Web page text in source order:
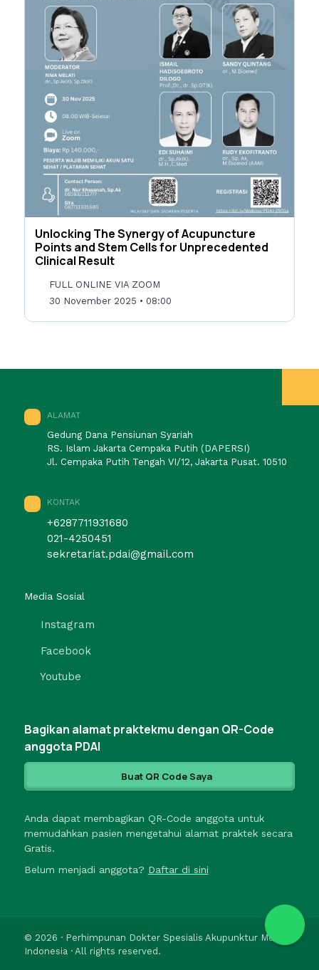
Unlocking The Synergy of Acupuncture
Points and Stem Cells for Unprecedented
Clinical Result
FULL ONLINE VIA ZOOM
30 November 2025 • 08:00
ALAMAT
Gedung Dana Pensiunan Syariah
RS. Islam Jakarta Cempaka Putih (DAPERSI)
Jl. Cempaka Putih Tengah VI/12, Jakarta Pusat. 10510
KONTAK
+6287711931680
021-4250451
sekretariat.pdai@gmail.com
Media Sosial
Instagram
Facebook
Youtube
Bagikan alamat praktekmu dengan QR-Code
anggota PDAI
Buat QR Code Saya
Anda dapat membagikan QR-Code anggota untuk
memudahkan pasien mengetahui alamat praktek secara
Gratis.
Belum menjadi anggota? Daftar di sini
© 2026 · Perhimpunan Dokter Spesialis Akupunktur Medik
Indonesia · All rights reserved.